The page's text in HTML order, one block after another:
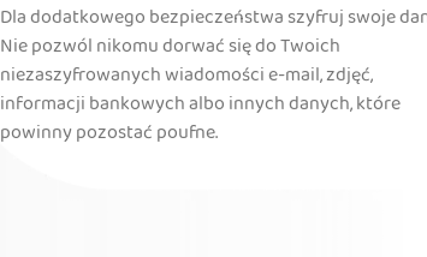
Dla dodatkowego bezpieczeństwa szyfruj swoje
Nie pozwól nikomu dorwać się do Twoich
niezaszyfrowanych wiadomości e-mail, zdjęć,
informacji bankowych albo innych danych, które
powinny pozostać poufne.